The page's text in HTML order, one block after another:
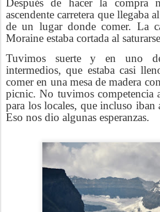
Después de hacer la compra
ascendente carretera que llegaba
de un lugar donde comer. La
Moraine estaba cortada al
Tuvimos suerte y en uno
intermedios, que estaba casi
comer en una mesa de madera
picnic. No tuvimos competencia
para los locales, que incluso iban
Eso nos dio algunas esperanzas.